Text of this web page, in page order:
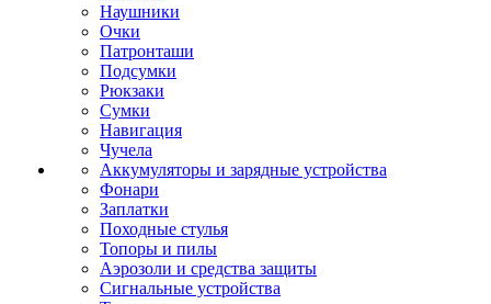
Наушники
Очки
Патронташи
Подсумки
Рюкзаки
Сумки
Навигация
Чучела
Аккумуляторы и зарядные устройства
Фонари
Заплатки
Походные стулья
Топоры и пилы
Аэрозоли и средства защиты
Сигнальные устройства